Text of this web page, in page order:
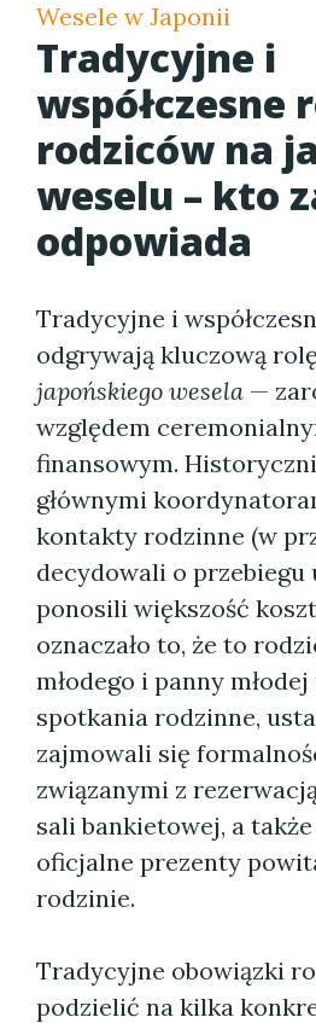
Wesele w Japonii
Tradycyjne i
współczesne
rodziców na
weselu – kto
odpowiada
Tradycyjne i
odgrywają kluczową
japońskiego wesela —
względem
finansowym.
głównymi
kontakty rodzinne (w
decydowali o
ponosili większość
oznaczało to, że to
młodego i panny
spotkania rodzinne,
zajmowali się
związanymi z
sali bankietowej, a
oficjalne prezenty
rodzinie.
Tradycyjne obowiązki
podzielić na kilka